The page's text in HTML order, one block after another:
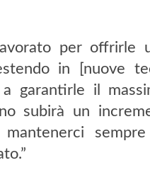
per offrirle
in [nuove
garantirle il
subirà un